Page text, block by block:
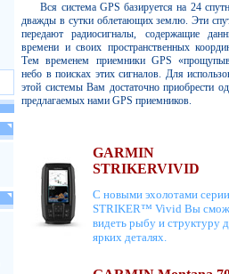
Вся система GPS базируется на 24
дважды в сутки облетающих землю. Эти
передают радиосигналы, содержащие
времени и своих пространственных
Тем временем приемники GPS
небо в поисках этих сигналов. Для
этой системы Вам достаточно приобрести
предлагаемых нами GPS приемников.
GARMIN
STRIKERVIVID
С новыми эхолотами серии
STRIKER™ Vivid Вы
видеть рыбу и структуру
ярких деталях.